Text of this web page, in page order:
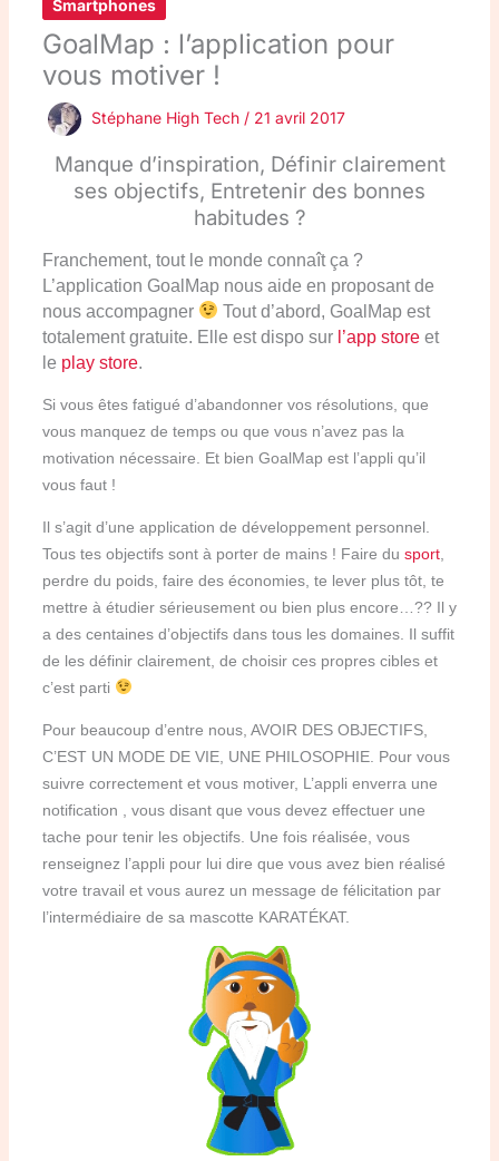
Smartphones
GoalMap : l’application pour
vous motiver !
Stéphane High Tech / 21 avril 2017
Manque d’inspiration, Définir clairement
ses objectifs, Entretenir des bonnes
habitudes ?
Franchement, tout le monde connaît ça ?
L’application GoalMap nous aide en proposant de
nous accompagner
Tout d’abord, GoalMap est
totalement gratuite. Elle est dispo sur l’app storeet
le play store.
Si vous êtes fatigué d’abandonner vos résolutions, que
vous manquez de temps ou que vous n’avez pas la
motivation nécessaire.
Et bien GoalMap est l’appli qu’il
vous faut !
Il s’agit d’une application de développement personnel.
Tous tes objectifs sont à porter de mains ! Faire du sport,
perdre du poids, faire des économies, te lever plus tôt, te
mettre à étudier sérieusement ou bien plus encore…?? Il y
a des centaines d’objectifs dans tous les domaines. Il suffit
de les définir clairement, de choisir ces propres cibles et
c’est parti
Pour beaucoup d’entre nous, AVOIR DES OBJECTIFS,
C’EST UN MODE DE VIE, UNE PHILOSOPHIE. Pour vous
suivre correctement et vous motiver, L’appli enverra une
notification , vous disant que vous devez effectuer une
tache pour tenir les objectifs. Une fois réalisée, vous
renseignez l’appli pour lui dire que vous avez bien réalisé
votre travail et vous aurez un message de félicitation par
l’intermédiaire de sa mascotte KARATÉKAT.